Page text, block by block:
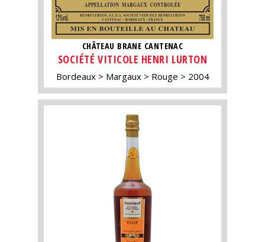
CHÂTEAU BRANE CANTENAC
SOCIÉTÉ VITICOLE HENRI LURTON
Bordeaux Margaux Rouge 2004